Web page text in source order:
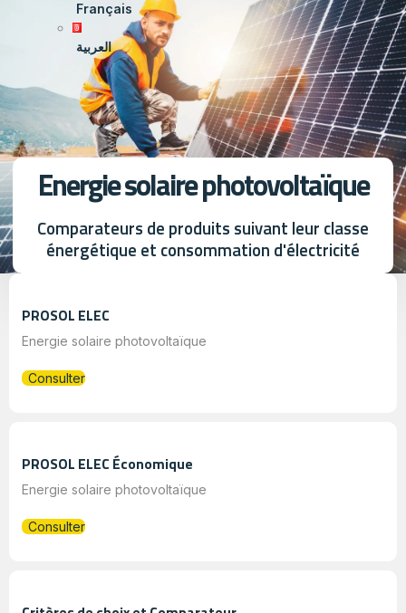
Français
العربية
Energie solaire photovoltaïque
Comparateurs de produits suivant leur classe
énergétique et consommation d'électricité​
PROSOL ELEC
Energie solaire photovoltaïque
Consulter
PROSOL ELEC Économique
Energie solaire photovoltaïque
Consulter